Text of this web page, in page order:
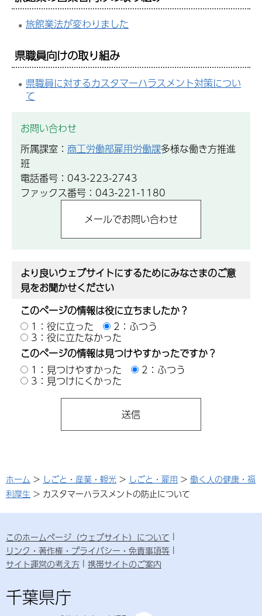
旅館業法が変わりました
県職員向けの取り組み
県職員に対するカスタマーハラスメント対策につい
て
お問い合わせ
所属課室： 商工労働部雇用労働課多様な働き方推進
班
電話番号：043-223-2743
ファックス番号：043-221-1180
より良いウェブサイトにするためにみなさまのご意
見をお聞かせください
このページの情報は役に立ちましたか？
1：役に立った
2：ふつう
3：役に立たなかった
このページの情報は見つけやすかったですか？
1：見つけやすかった
2：ふつう
3：見つけにくかった
ホーム > しごと・産業・観光 > しごと・雇用 > 働く人の健康・福
利厚生 > カスタマーハラスメントの防止について
このホームページ（ウェブサイト）について
リンク・著作権・プライバシー・免責事項等
サイト運営の考え方
携帯サイトのご案内
千葉県庁